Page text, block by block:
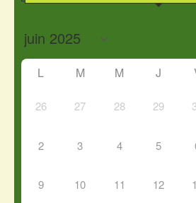
L M M J
26 27 28 29
2 3 4 5
9 10 11 12